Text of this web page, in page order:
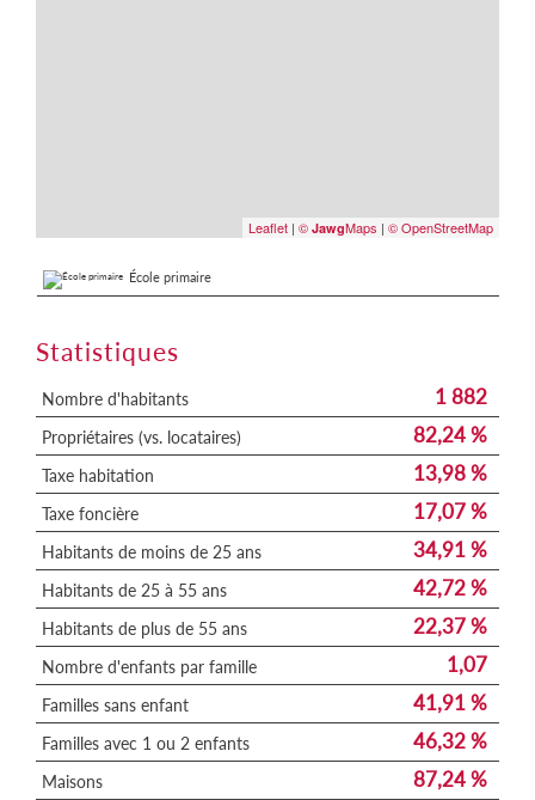
Leaflet | © JawgMaps | © OpenStreetMap
École primaire
Statistiques
Nombre d'habitants 1 882
Propriétaires (vs. locataires) 82,24 %
Taxe habitation 13,98 %
Taxe foncière 17,07 %
Habitants de moins de 25 ans 34,91 %
Habitants de 25 à 55 ans 42,72 %
Habitants de plus de 55 ans 22,37 %
Nombre d'enfants par famille 1,07
Familles sans enfant 41,91 %
Familles avec 1 ou 2 enfants 46,32 %
Maisons 87,24 %